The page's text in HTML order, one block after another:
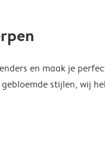
en maak je
stijlen, wij